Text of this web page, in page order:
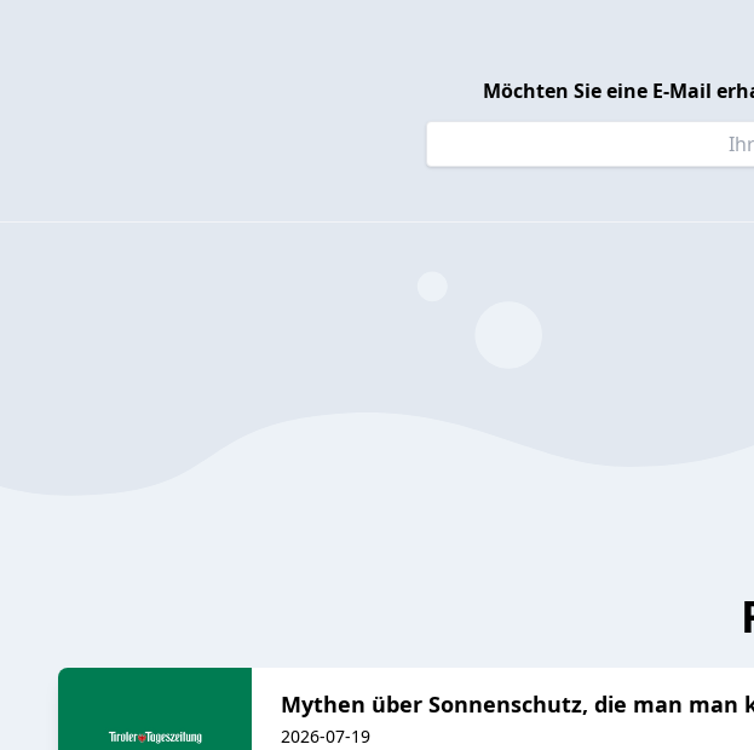
Möchten Sie eine E-Mail
Mythen über Sonnenschutz, die man man
2026-07-19